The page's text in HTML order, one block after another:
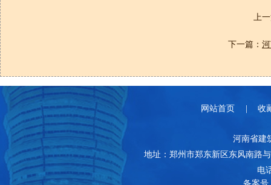
上
下一篇：